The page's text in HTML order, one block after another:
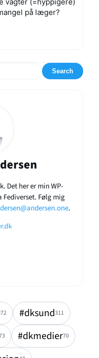
på læger?
Search
Det her er min WP-
Følg mig
.
#dksund311
#dkmedier70